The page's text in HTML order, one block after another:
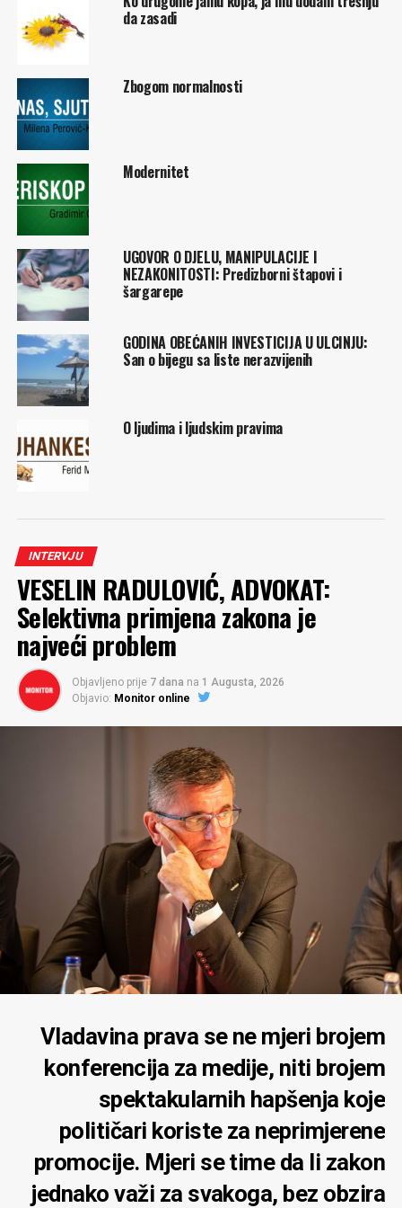
da zasadi
Zbogom normalnosti
Modernitet
UGOVOR O DJELU, MANIPULACIJE I
NEZAKONITOSTI: Predizborni štapovi i
šargarepe
GODINA OBEĆANIH INVESTICIJA U ULCINJU:
San o bijegu sa liste nerazvijenih
O ljudima i ljudskim pravima
INTERVJU
VESELIN RADULOVIĆ, ADVOKAT:
Selektivna primjena zakona je
najveći problem
Objavljeno prije 7 dana na 1 Augusta, 2026
Objavio: Monitor online
Vladavina prava se ne mjeri brojem
konferencija za medije, niti brojem
spektakularnih hapšenja koje
političari koriste za neprimjerene
promocije. Mjeri se time da li zakon
jednako važi za svakoga, bez obzira